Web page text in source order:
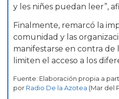
y les niñes puedan leer”,
Finalmente, remarcó la
comunidad y las
manifestarse en contra de
limiten el acceso a los
Fuente: Elaboración propia a
por Radio De la Azotea (Mar del